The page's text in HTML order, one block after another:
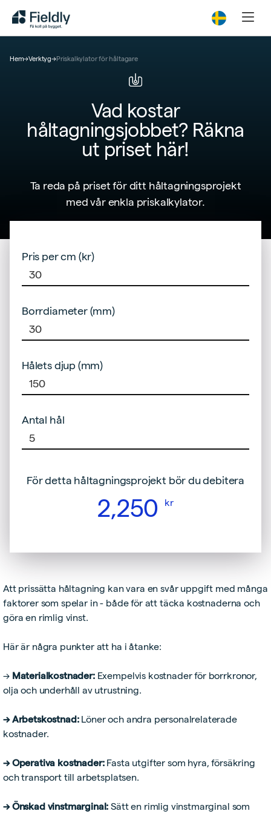
Hem→Verktyg→Priskalkylator för håltagare
Vad kostar
håltagningsjobbet? Räkna
ut priset här!
Ta reda på priset för ditt håltagningsprojekt
med vår enkla priskalkylator.
Pris per cm (kr)
Borrdiameter (mm)
Hålets djup (mm)
Antal hål
För detta håltagningsprojekt bör du debitera
2,250 kr
Att prissätta håltagning kan vara en svår uppgift med många
faktorer som spelar in - både för att täcka kostnaderna och
göra en rimlig vinst.
Här är några punkter att ha i åtanke:
→ Materialkostnader:Exempelvis kostnader för borrkronor,
olja och underhåll av utrustning.
→ Arbetskostnad:Löner och andra personalrelaterade
kostnader.
→ Operativa kostnader:Fasta utgifter som hyra, försäkring
och transport till arbetsplatsen.
→ Önskad vinstmarginal: Sätt en rimlig vinstmarginal som